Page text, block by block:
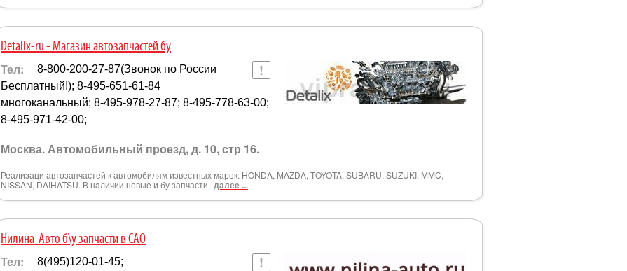
Detalix-ru - Магазин автозапчастей бу
Тел:
8-800-200-27-87(Звонок по России
Бесплатный!); 8-495-651-61-84
многоканальный; 8-495-978-27-87; 8-495-778-63-00;
8-495-971-42-00;
Москва. Автомобильный проезд, д. 10, стр 16.
Реализаци автозапчастей к автомобилям известных марок: HONDA, MAZDA, TOYOTA, SUBARU, SUZUKI, MMC,
NISSAN, DAIHATSU. В наличии новые и бу запчасти. далее ...
Нилина-Авто б\у запчасти в САО
Тел: 8(495)120-01-45;